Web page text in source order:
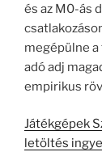
és az M0-ás
megépülne
adó adj
empirikus
Játékgépek
letöltés